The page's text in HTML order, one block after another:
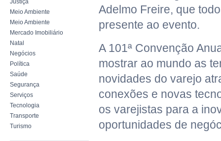
Justiça
Meio Ambiente
Meio Ambiente
Mercado Imobiliário
Natal
Negócios
Política
Saúde
Segurança
Serviços
Tecnologia
Transporte
Turismo
Adelmo Freire, que
presente ao evento.
A 101ª Convenção
mostrar ao mundo as
novidades do varejo
conexões e novas
os varejistas para a
oportunidades de